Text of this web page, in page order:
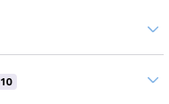
10